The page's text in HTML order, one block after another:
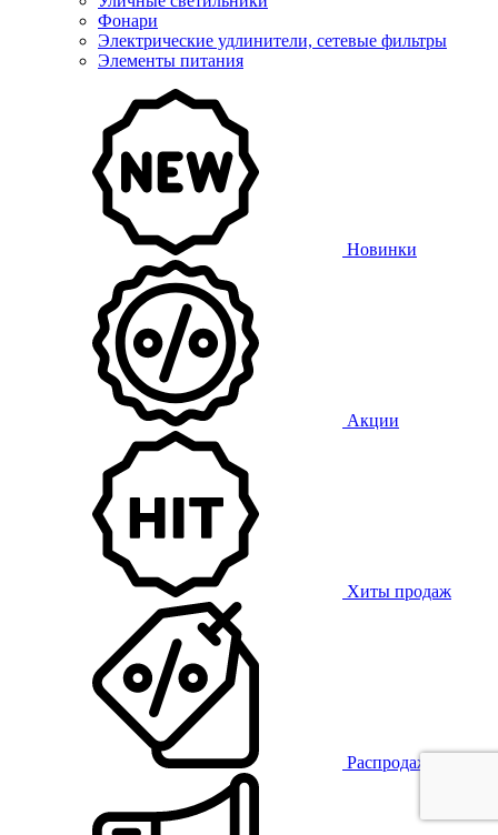
Фонари
Электрические удлинители, сетевые фильтры
Элементы питания
Новинки
Акции
Хиты продаж
Распродажа